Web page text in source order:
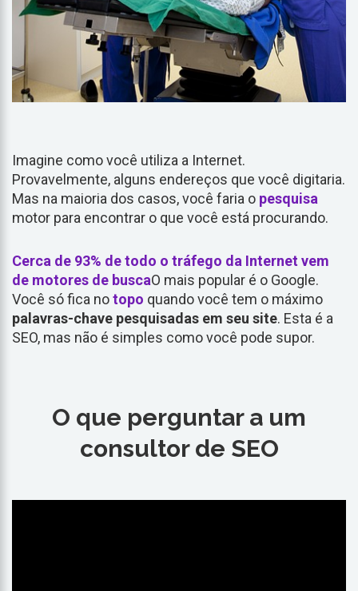
Imagine como você utiliza a Internet.
Provavelmente, alguns endereços que você digitaria.
Mas na maioria dos casos, você faria o pesquisa
motor para encontrar o que você está procurando.
Cerca de 93% de todo o tráfego da Internet vem
de motores de buscaO mais popular é o Google.
Você só fica notopo quando você tem o máximo
palavras-chave pesquisadas em seu site. Esta é a
SEO, mas não é simples como você pode supor.
O que perguntar a um
consultor de SEO